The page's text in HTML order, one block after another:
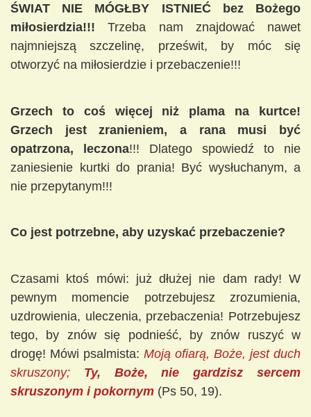
ŚWIAT NIE MÓGŁBY ISTNIEĆ bez Bożego
miłosierdzia!!!Trzeba nam znajdować nawet
najmniejszą szczelinę, prześwit, by móc się
otworzyć na miłosierdzie i przebaczenie!!!
Grzech to coś więcej niż plama na kurtce!
Grzech jest zranieniem, a rana musi być
opatrzona, leczona!!! Dlatego spowiedź to nie
zaniesienie kurtki do prania! Być wysłuchanym, a
nie przepytanym!!!
Co jest potrzebne, aby uzyskać przebaczenie?
Czasami ktoś mówi: już dłużej nie dam rady! W
pewnym momencie potrzebujesz zrozumienia,
uzdrowienia, uleczenia, przebaczenia! Potrzebujesz
tego, by znów się podnieść, by znów ruszyć w
drogę! Mówi psalmista: Moją ofiarą, Boże, jest duch
skruszony; Ty, Boże, nie gardzisz sercem
skruszonym i pokornym (Ps 50, 19).